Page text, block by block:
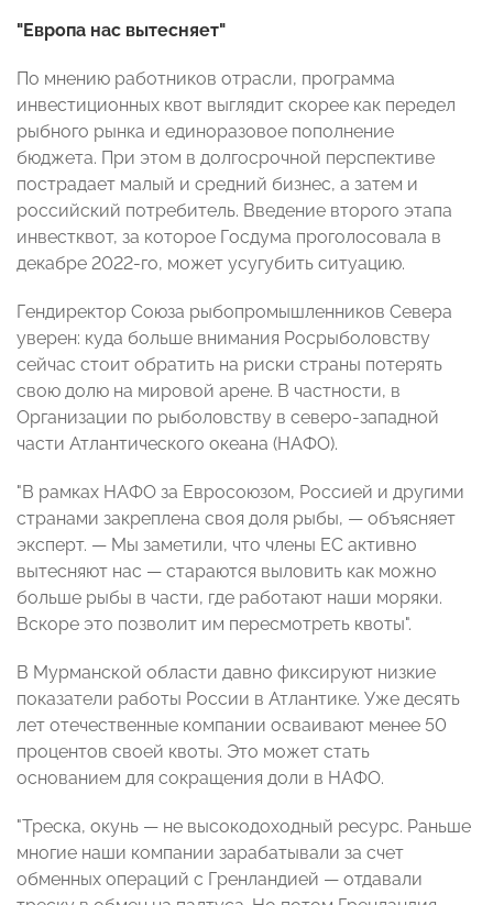
"Европа нас вытесняет"
По мнению работников отрасли, программа
инвестиционных квот выглядит скорее как передел
рыбного рынка и единоразовое пополнение
бюджета. При этом в долгосрочной перспективе
пострадает малый и средний бизнес, а затем и
российский потребитель. Введение второго этапа
инвестквот, за которое Госдума проголосовала в
декабре 2022-го, может усугубить ситуацию.
Гендиректор Союза рыбопромышленников Севера
уверен: куда больше внимания Росрыболовству
сейчас стоит обратить на риски страны потерять
свою долю на мировой арене. В частности, в
Организации по рыболовству в северо-западной
части Атлантического океана (НАФО).
"В рамках НАФО за Евросоюзом, Россией и другими
странами закреплена своя доля рыбы, — объясняет
эксперт. — Мы заметили, что члены ЕС активно
вытесняют нас — стараются выловить как можно
больше рыбы в части, где работают наши моряки.
Вскоре это позволит им пересмотреть квоты".
В Мурманской области давно фиксируют низкие
показатели работы России в Атлантике. Уже десять
лет отечественные компании осваивают менее 50
процентов своей квоты. Это может стать
основанием для сокращения доли в НАФО.
"Треска, окунь — не высокодоходный ресурс. Раньше
многие наши компании зарабатывали за счет
обменных операций с Гренландией — отдавали